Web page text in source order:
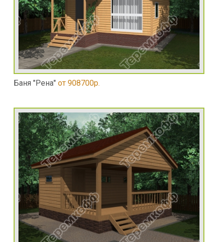
Баня "Рена" от 908700р.